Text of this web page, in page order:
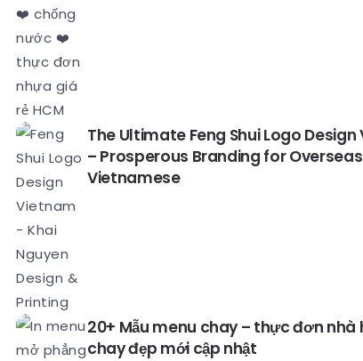
The Ultimate Feng Shui Logo
– Prosperous Branding for Overseas
Vietnamese
20+ Mẫu menu chay – thực đơn nhà
chay đẹp mới cập nhật